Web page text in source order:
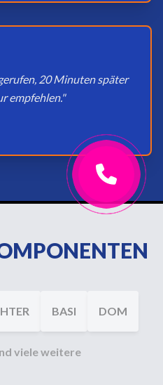
20 Minuten später
empfehlen."
BASI DOM
viele weitere